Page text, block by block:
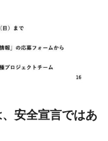
、安全宣言ではあ